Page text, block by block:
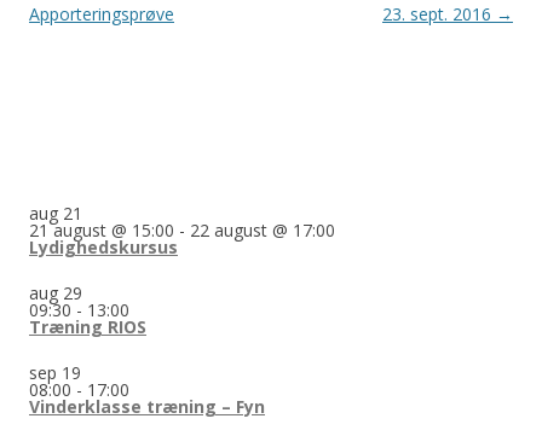
Apporteringsprøve
23. sept. 2016 →
aug 21
21 august @ 15:00 - 22 august @ 17:00
Lydighedskursus
aug 29
09:30 - 13:00
Træning RIOS
sep 19
08:00 - 17:00
Vinderklasse træning – Fyn